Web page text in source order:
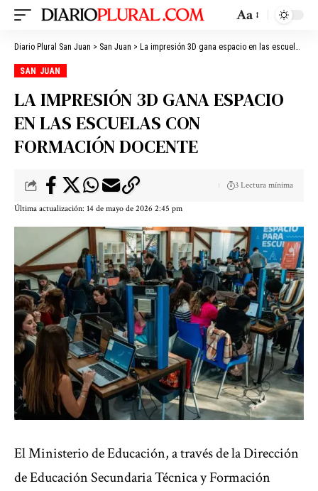
Aa
Diario Plural San Juan > San Juan > La impresión 3D gana espacio en las escuelas con formación docente
SAN JUAN
LA IMPRESIÓN 3D GANA ESPACIO
EN LAS ESCUELAS CON
FORMACIÓN DOCENTE
Última actualización: 14 de mayo de 2026 2:45 pm
3 Lectura mínima
El Ministerio de Educación, a través de la Dirección
de Educación Secundaria Técnica y Formación